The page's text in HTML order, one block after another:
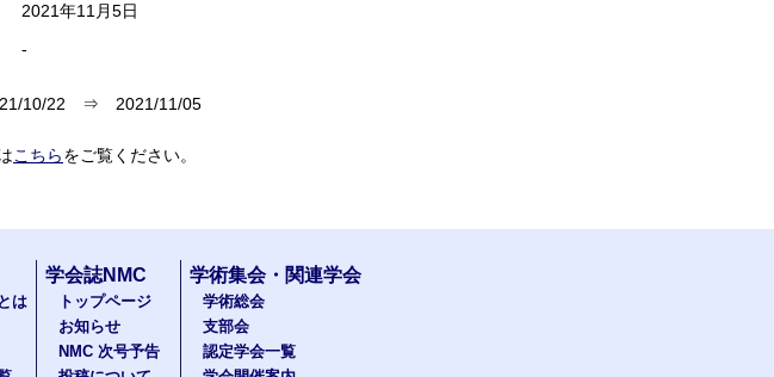
2021年11月5日
-
10/22 ⇒ 2021/11/05
こちらをご覧ください。
は
学会誌NMC
トップページ
お知らせ
NMC 次号予告
学術集会・関連学会
学術総会
支部会
認定学会一覧